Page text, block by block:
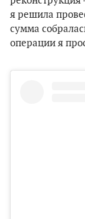
я решила
сумма
операции я